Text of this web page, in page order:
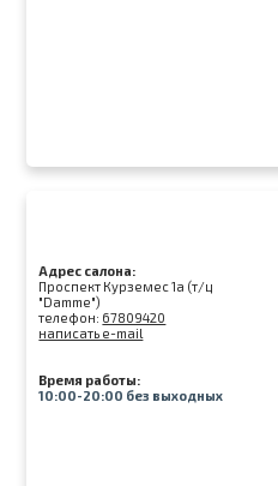
Адрес салона:
Проспект Курземес 1а (т/ц
"Damme")
телефон: 67809420
написать e-mail
Время работы:
10:00-20:00 без выходных